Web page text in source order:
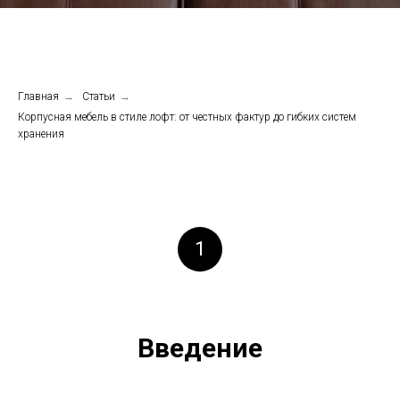
Главная → Статьи →
Корпусная мебель в стиле лофт: от честных фактур до гибких систем
хранения
1
Введение